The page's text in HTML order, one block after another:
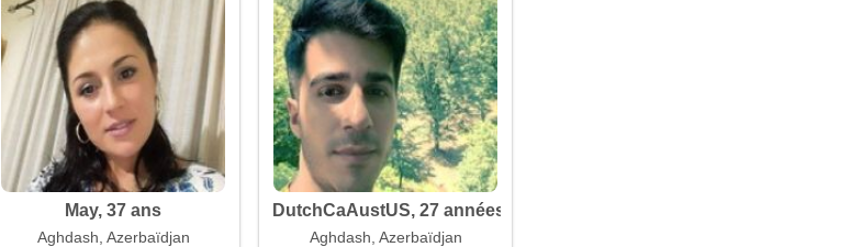
May, 37 ans
Aghdash, Azerbaïdjan
DutchCaAustUS, 27 années
Aghdash, Azerbaïdjan